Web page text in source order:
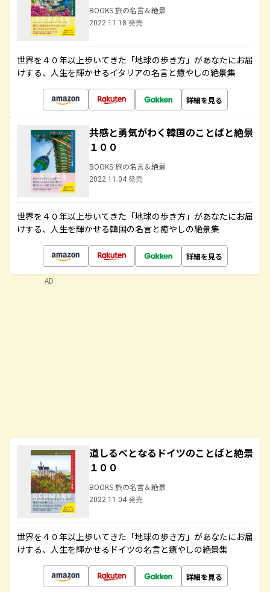
BOOKS 旅の名言＆絶景
2022.11.18 発売
世界を４０年以上歩いてきた「地球の歩き方」があなたにお届
けする、人生を輝かせるイタリアの名言と癒やしの絶景集
詳細を見る
共感と勇気がわく韓国のことばと絶景
１００
BOOKS 旅の名言＆絶景
2022.11.04 発売
世界を４０年以上歩いてきた「地球の歩き方」があなたにお届
けする、人生を輝かせる韓国の名言と癒やしの絶景集
詳細を見る
道しるべとなるドイツのことばと絶景
１００
BOOKS 旅の名言＆絶景
2022.11.04 発売
世界を４０年以上歩いてきた「地球の歩き方」があなたにお届
けする、人生を輝かせるドイツの名言と癒やしの絶景集
詳細を見る
AD